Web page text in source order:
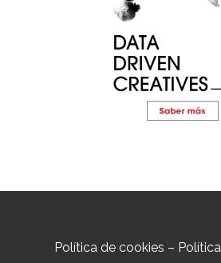
Política de cookies –